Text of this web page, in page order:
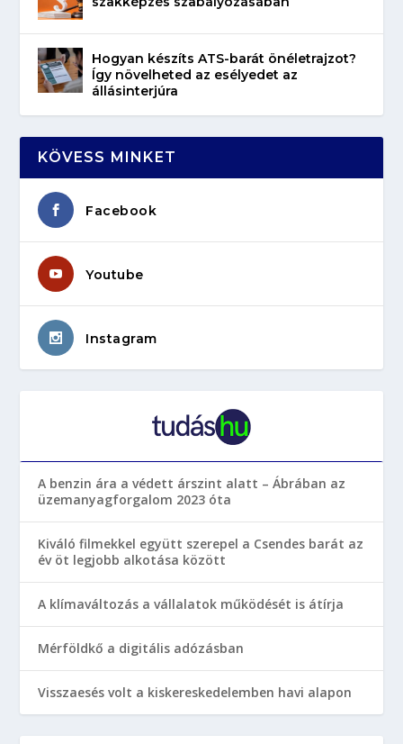
Hogyan készíts ATS-barát önéletrajzot?
Így növelheted az esélyedet az
állásinterjúra
KÖVESS MINKET
Facebook
Youtube
Instagram
A benzin ára a védett árszint alatt – Ábrában az
üzemanyagforgalom 2023 óta
Kiváló filmekkel együtt szerepel a Csendes barát az
év öt legjobb alkotása között
A klímaváltozás a vállalatok működését is átírja
Mérföldkő a digitális adózásban
Visszaesés volt a kiskereskedelemben havi alapon